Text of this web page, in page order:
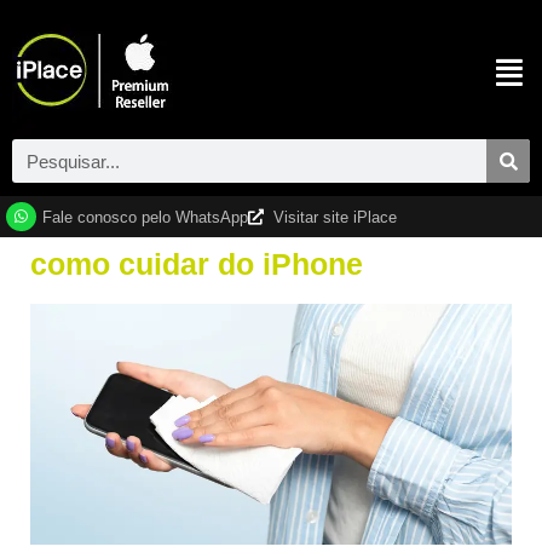
Fale conosco pelo WhatsApp Visitar site iPlace
como cuidar do iPhone